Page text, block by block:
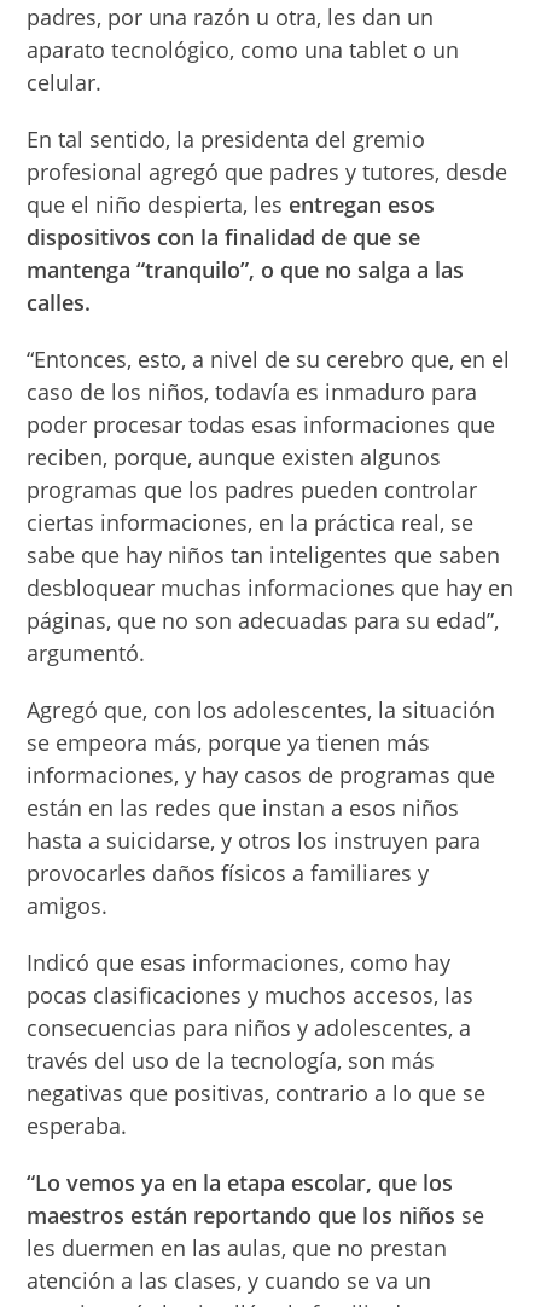
padres, por una razón u otra, les dan un
aparato tecnológico, como una tablet o un
celular.
En tal sentido, la presidenta del gremio
profesional agregó que padres y tutores, desde
que el niño despierta, les entregan esos
dispositivos con la finalidad de que se
mantenga “tranquilo”, o que no salga a las
calles.
“Entonces, esto, a nivel de su cerebro que, en el
caso de los niños, todavía es inmaduro para
poder procesar todas esas informaciones que
reciben, porque, aunque existen algunos
programas que los padres pueden controlar
ciertas informaciones, en la práctica real, se
sabe que hay niños tan inteligentes que saben
desbloquear muchas informaciones que hay en
páginas, que no son adecuadas para su edad”,
argumentó.
Agregó que, con los adolescentes, la situación
se empeora más, porque ya tienen más
informaciones, y hay casos de programas que
están en las redes que instan a esos niños
hasta a suicidarse, y otros los instruyen para
provocarles daños físicos a familiares y
amigos.
Indicó que esas informaciones, como hay
pocas clasificaciones y muchos accesos, las
consecuencias para niños y adolescentes, a
través del uso de la tecnología, son más
negativas que positivas, contrario a lo que se
esperaba.
“Lo vemos ya en la etapa escolar, que los
maestros están reportando que los niños se
les duermen en las aulas, que no prestan
atención a las clases, y cuando se va un